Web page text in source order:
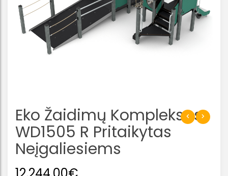
Eko Žaidimų Kompleksas
WD1505 R Pritaikytas
Neįgaliesiems